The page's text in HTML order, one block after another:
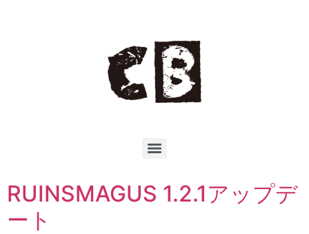
RUINSMAGUS 1.2.1アップデ
ート